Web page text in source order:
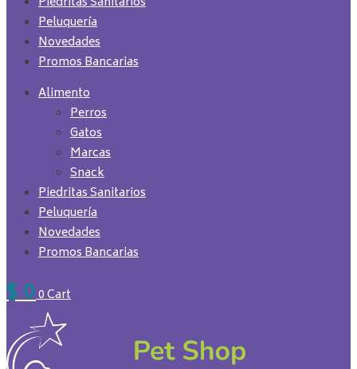
Peluquería
Novedades
Promos Bancarias
Alimento
Perros
Gatos
Marcas
Snack
Piedritas Sanitarios
Peluquería
Novedades
Promos Bancarias
$00Cart